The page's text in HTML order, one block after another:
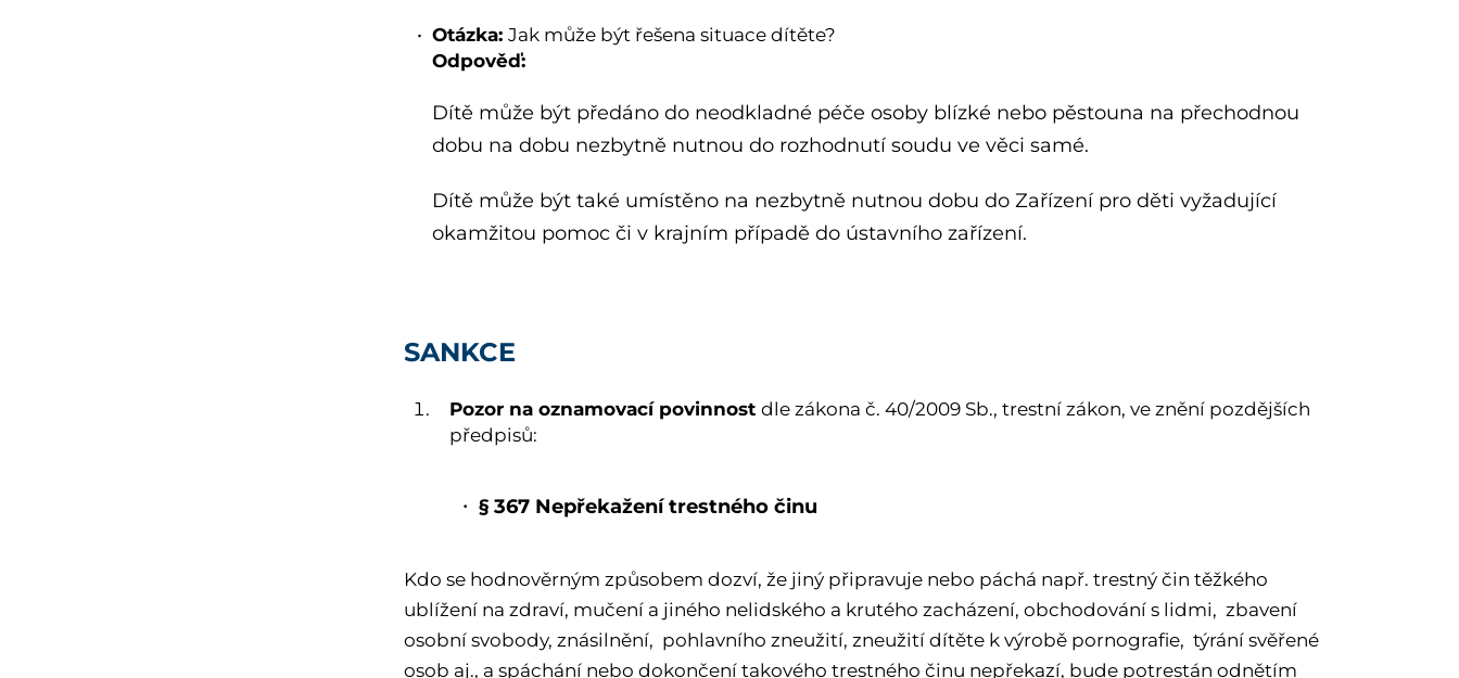
Otázka: Jak může být řešena situace dítěte?
Odpověď:
Dítě může být předáno do neodkladné péče osoby blízké nebo pěstouna na přechodnou
dobu na dobu nezbytně nutnou do rozhodnutí soudu ve věci samé.
Dítě může být také umístěno na nezbytně nutnou dobu do Zařízení pro děti vyžadující
okamžitou pomoc či v krajním případě do ústavního zařízení.
SANKCE
Pozor na oznamovací povinnost dle zákona č. 40/2009 Sb., trestní zákon, ve znění pozdějších
předpisů:
§ 367 Nepřekažení trestného činu
Kdo se hodnověrným způsobem dozví, že jiný připravuje nebo páchá např. trestný čin těžkého
ublížení na zdraví, mučení a jiného nelidského a krutého zacházení, obchodování s lidmi, zbavení
osobní svobody, znásilnění, pohlavního zneužití, zneužití dítěte k výrobě pornografie, týrání svěřené
osob aj., a spáchání nebo dokončení takového trestného činu nepřekazí, bude potrestán odnětím